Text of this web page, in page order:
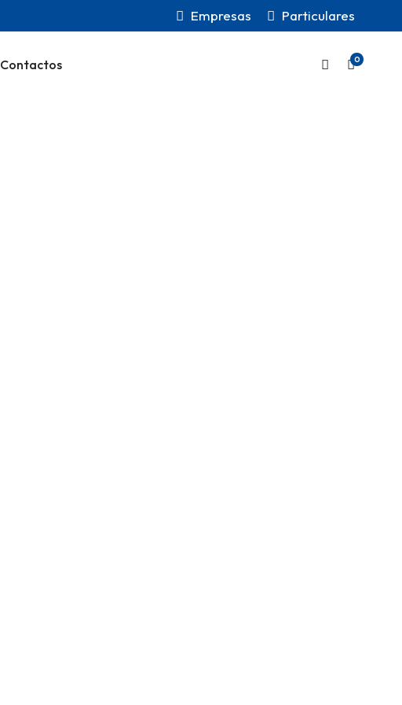
Empresas Particulares
Contactos 0